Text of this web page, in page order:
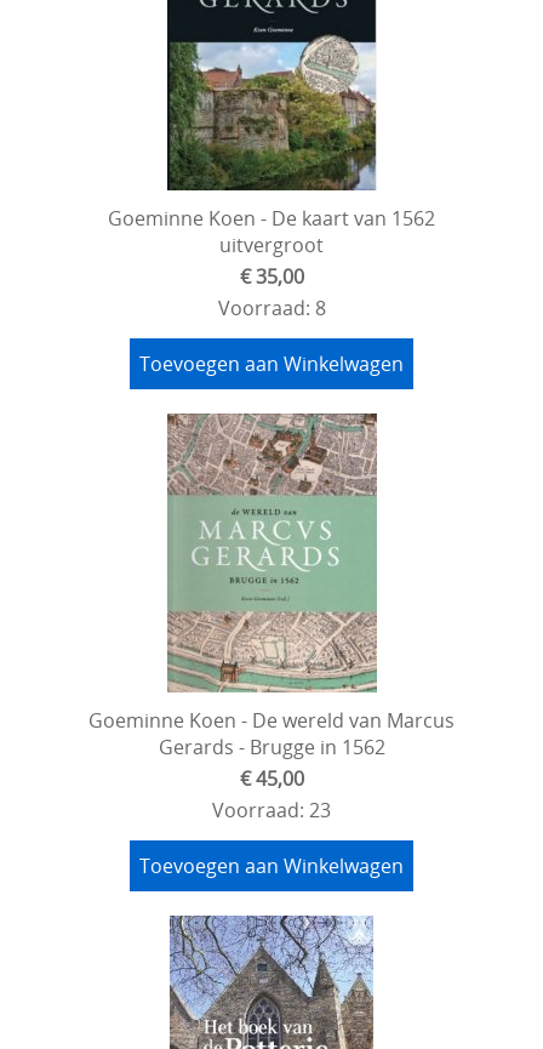
Goeminne Koen - De kaart van 1562
uitvergroot
€ 35,00
Voorraad: 8
Toevoegen aan Winkelwagen
Goeminne Koen - De wereld van Marcus
Gerards - Brugge in 1562
€ 45,00
Voorraad: 23
Toevoegen aan Winkelwagen